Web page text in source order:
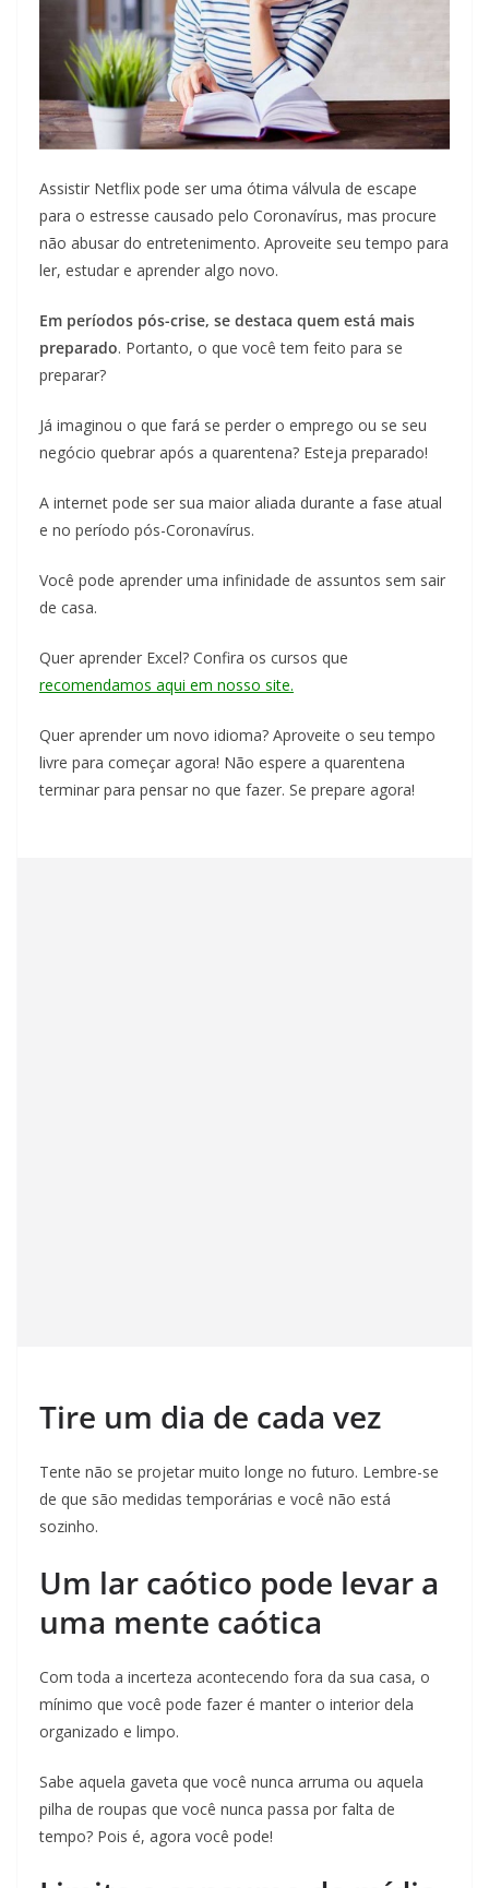
Assistir Netflix pode ser uma ótima válvula de escape
para o estresse causado pelo Coronavírus, mas procure
não abusar do entretenimento. Aproveite seu tempo para
ler, estudar e aprender algo novo.
Em períodos pós-crise, se destaca quem está mais
preparado. Portanto, o que você tem feito para se
preparar?
Já imaginou o que fará se perder o emprego ou se seu
negócio quebrar após a quarentena? Esteja preparado!
A internet pode ser sua maior aliada durante a fase atual
e no período pós-Coronavírus.
Você pode aprender uma infinidade de assuntos sem sair
de casa.
Quer aprender Excel? Confira os cursos que
recomendamos aqui em nosso site.
Quer aprender um novo idioma? Aproveite o seu tempo
livre para começar agora! Não espere a quarentena
terminar para pensar no que fazer. Se prepare agora!
Tire um dia de cada vez
Tente não se projetar muito longe no futuro. Lembre-se
de que são medidas temporárias e você não está
sozinho.
Um lar caótico pode levar a
uma mente caótica
Com toda a incerteza acontecendo fora da sua casa, o
mínimo que você pode fazer é manter o interior dela
organizado e limpo.
Sabe aquela gaveta que você nunca arruma ou aquela
pilha de roupas que você nunca passa por falta de
tempo? Pois é, agora você pode!